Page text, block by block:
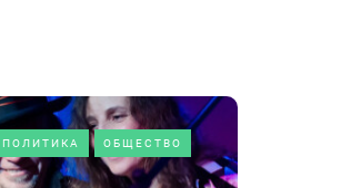
ПОЛИТИКА ОБЩЕСТВО